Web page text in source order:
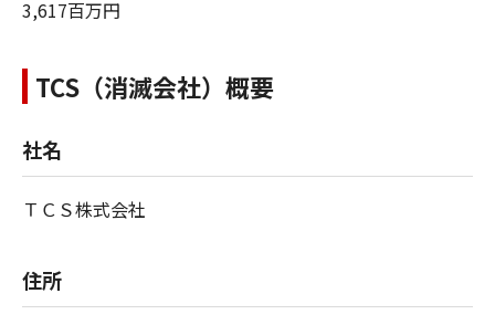
3,617百万円
TCS（消滅会社）概要
社名
ＴＣＳ株式会社
住所